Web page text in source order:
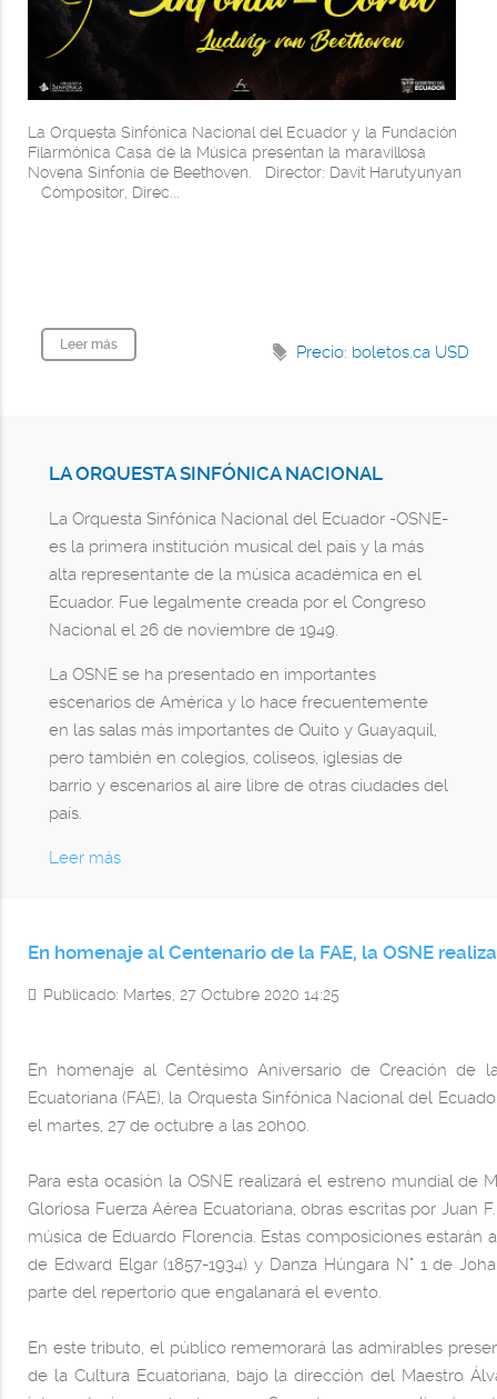
La Orquesta Sinfónica Nacional del Ecuador y la Fundación
Filarmónica Casa de la Música presentan la maravillosa
Novena Sinfonía de Beethoven. Director: Davit Harutyunyan
Compositor, Direc...
Leer más Precio: boletos.ca USD
LA ORQUESTA SINFÓNICA NACIONAL
La Orquesta Sinfónica Nacional del Ecuador -OSNE-
es la primera institución musical del país y la más
alta representante de la música académica en el
Ecuador. Fue legalmente creada por el Congreso
Nacional el 26 de noviembre de 1949.
La OSNE se ha presentado en importantes
escenarios de América y lo hace frecuentemente
en las salas más importantes de Quito y Guayaquil,
pero también en colegios, coliseos, iglesias de
barrio y escenarios al aire libre de otras ciudades del
país.
Leer más
En homenaje al Centenario de la FAE, la OSNE
Publicado: Martes, 27 Octubre 2020 14:25
En homenaje al Centésimo Aniversario de Creación de
Ecuatoriana (FAE), la Orquesta Sinfónica Nacional del
el martes, 27 de octubre a las 20h00.
Para esta ocasión la OSNE realizará el estreno mundial de
Gloriosa Fuerza Aérea Ecuatoriana, obras escritas por Juan
música de Eduardo Florencia. Estas composiciones
de Edward Elgar (1857-1934) y Danza Húngara N° 1 de
parte del repertorio que engalanará el evento.
En este tributo, el público rememorará las admirables
de la Cultura Ecuatoriana, bajo la dirección del Maestro